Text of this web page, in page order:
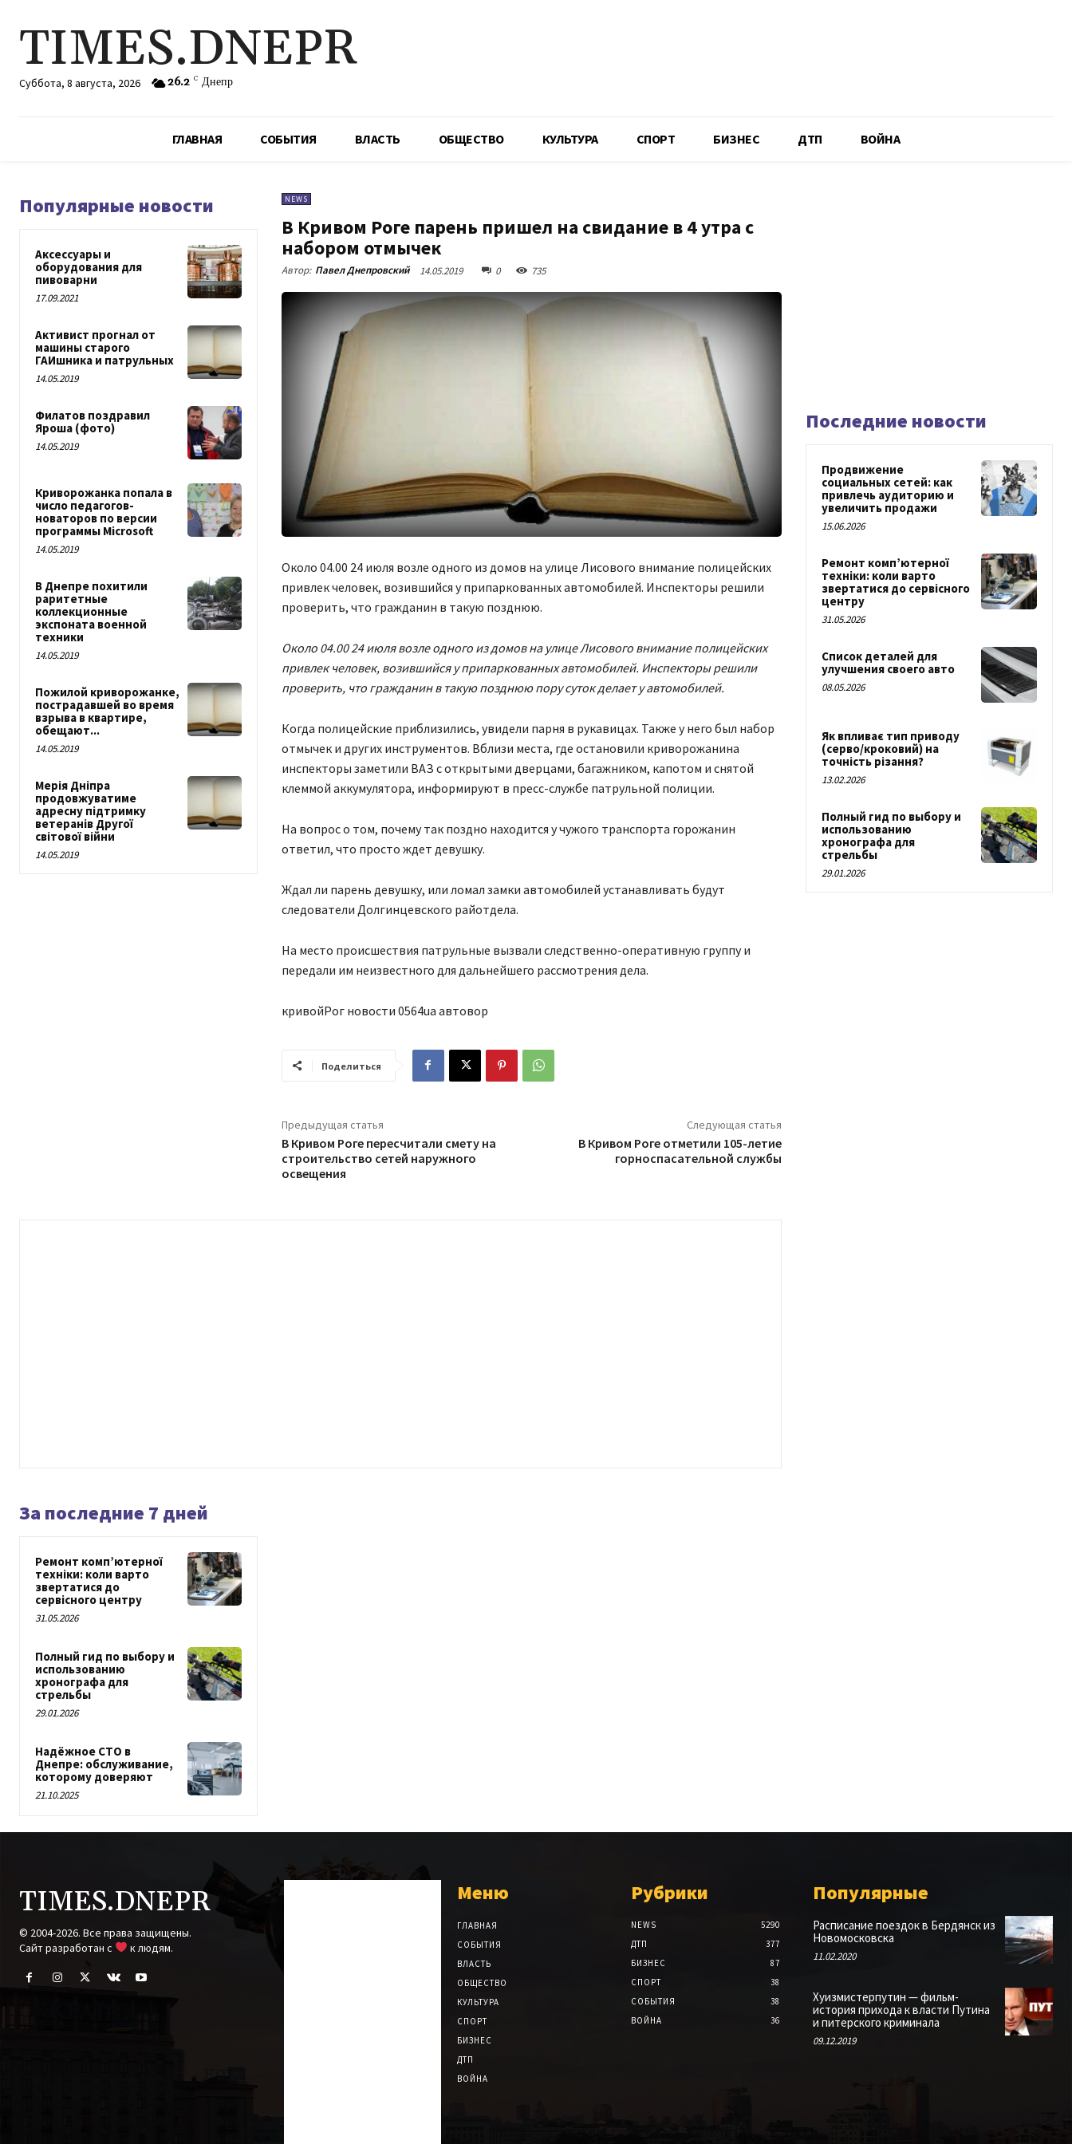
TIMES.DNEPR
Суббота, 8 августа, 2026 26.2 C Днепр
ГЛАВНАЯ СОБЫТИЯ ВЛАСТЬ ОБЩЕСТВО КУЛЬТУРА СПОРТ БИЗНЕС ДТП ВОЙНА
Популярные новости
Аксессуары и
оборудования для
пивоварни
17.09.2021
Активист прогнал от
машины старого
ГАИшника и патрульных
14.05.2019
Филатов поздравил
Яроша (фото)
14.05.2019
Криворожанка попала в
число педагогов-
новаторов по версии
программы Microsoft
14.05.2019
В Днепре похитили
раритетные
коллекционные
экспоната военной
техники
14.05.2019
Пожилой криворожанке,
пострадавшей во время
взрыва в квартире,
обещают...
14.05.2019
Мерія Дніпра
продовжуватиме
адресну підтримку
ветеранів Другої
світової війни
14.05.2019
NEWS
В Кривом Роге парень пришел на свидание в 4 утра с
набором отмычек
Автор: Павел Днепровский 14.05.2019 0 735
Около 04.00 24 июля возле одного из домов на улице Лисового внимание полицейских
привлек человек, возившийся у припаркованных автомобилей. Инспекторы решили
проверить, что гражданин в такую ​​позднюю.
Около 04.00 24 июля возле одного из домов на улице Лисового внимание полицейских
привлек человек, возившийся у припаркованных автомобилей. Инспекторы решили
проверить, что гражданин в такую ​​позднюю пору суток делает у автомобилей.
Когда полицейские приблизились, увидели парня в рукавицах. Также у него был набор
отмычек и других инструментов. Вблизи места, где остановили криворожанина
инспекторы заметили ВАЗ с открытыми дверцами, багажником, капотом и снятой
клеммой аккумулятора, информируют в пресс-службе патрульной полиции.
На вопрос о том, почему так поздно находится у чужого транспорта горожанин
ответил, что просто ждет девушку.
Ждал ли парень девушку, или ломал замки автомобилей устанавливать будут
следователи Долгинцевского райотдела.
На место происшествия патрульные вызвали следственно-оперативную группу и
передали им неизвестного для дальнейшего рассмотрения дела.
кривойРог новости 0564ua автовор
Поделиться
Предыдущая статья
В Кривом Роге пересчитали смету на
строительство сетей наружного
освещения
Следующая статья
В Кривом Роге отметили 105-летие
горноспасательной службы
За последние 7 дней
Ремонт комп’ютерної
техніки: коли варто
звертатися до
сервісного центру
31.05.2026
Полный гид по выбору и
использованию
хронографа для
стрельбы
29.01.2026
Надёжное СТО в
Днепре: обслуживание,
которому доверяют
21.10.2025
Последние новости
Продвижение
социальных сетей: как
привлечь аудиторию и
увеличить продажи
15.06.2026
Ремонт комп’ютерної
техніки: коли варто
звертатися до сервісного
центру
31.05.2026
Список деталей для
улучшения своего авто
08.05.2026
Як впливає тип приводу
(серво/кроковий) на
точність різання?
13.02.2026
Полный гид по выбору и
использованию
хронографа для
стрельбы
29.01.2026
TIMES.DNEPR
© 2004-2026. Все права защищены.
Cайт разработан с
к людям.
Меню
ГЛАВНАЯ
СОБЫТИЯ
ВЛАСТЬ
ОБЩЕСТВО
КУЛЬТУРА
СПОРТ
БИЗНЕС
ДТП
ВОЙНА
Рубрики
NEWS
5290
ДТП
377
БИЗНЕС
87
СПОРТ
38
СОБЫТИЯ
38
ВОЙНА
36
Популярные
Расписание поездок в Бердянск из
Новомосковска
11.02.2020
Хуизмистерпутин — фильм-
история прихода к власти Путина
и питерского криминала
09.12.2019